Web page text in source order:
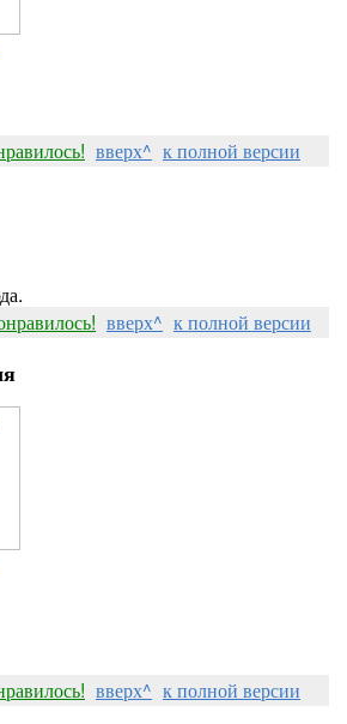
вверх^ к полной версии
вверх^ к полной версии
вверх^ к полной версии